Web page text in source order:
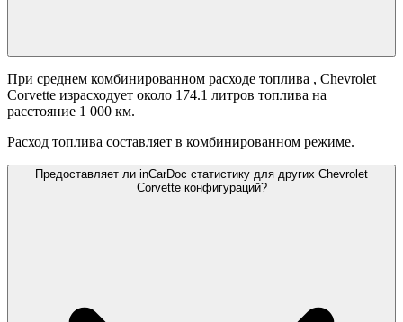
При среднем комбинированном расходе топлива , Chevrolet
Corvette израсходует около 174.1 литров топлива на
расстояние 1 000 км.
Расход топлива составляет в комбинированном режиме.
Предоставляет ли inCarDoc статистику для других Chevrolet
Corvette конфигураций?